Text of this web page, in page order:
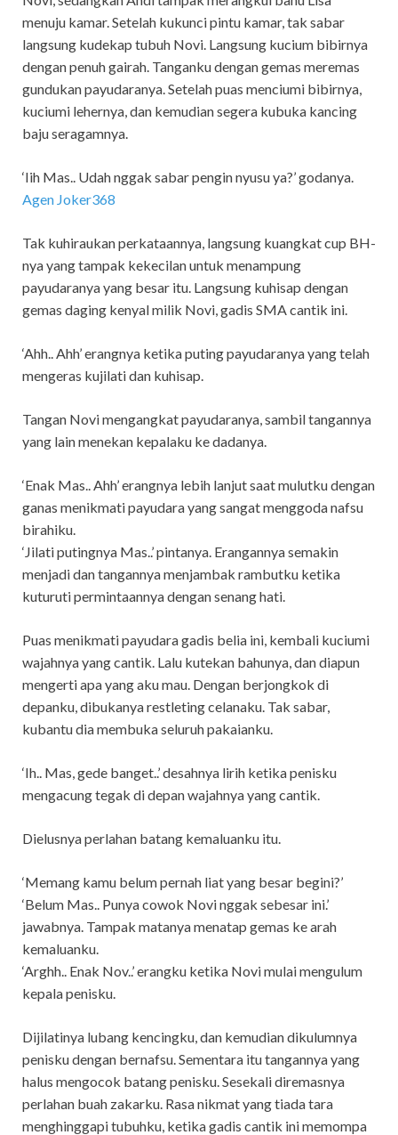
menuju kamar. Setelah kukunci pintu kamar, tak sabar
langsung kudekap tubuh Novi. Langsung kucium bibirnya
dengan penuh gairah. Tanganku dengan gemas meremas
gundukan payudaranya. Setelah puas menciumi bibirnya,
kuciumi lehernya, dan kemudian segera kubuka kancing
baju seragamnya.
‘Iih Mas.. Udah nggak sabar pengin nyusu ya?’ godanya.
Agen Joker368
Tak kuhiraukan perkataannya, langsung kuangkat cup BH-
nya yang tampak kekecilan untuk menampung
payudaranya yang besar itu. Langsung kuhisap dengan
gemas daging kenyal milik Novi, gadis SMA cantik ini.
‘Ahh.. Ahh’ erangnya ketika puting payudaranya yang telah
mengeras kujilati dan kuhisap.
Tangan Novi mengangkat payudaranya, sambil tangannya
yang lain menekan kepalaku ke dadanya.
‘Enak Mas.. Ahh’ erangnya lebih lanjut saat mulutku dengan
ganas menikmati payudara yang sangat menggoda nafsu
birahiku.
‘Jilati putingnya Mas..’ pintanya. Erangannya semakin
menjadi dan tangannya menjambak rambutku ketika
kuturuti permintaannya dengan senang hati.
Puas menikmati payudara gadis belia ini, kembali kuciumi
wajahnya yang cantik. Lalu kutekan bahunya, dan diapun
mengerti apa yang aku mau. Dengan berjongkok di
depanku, dibukanya restleting celanaku. Tak sabar,
kubantu dia membuka seluruh pakaianku.
‘Ih.. Mas, gede banget..’ desahnya lirih ketika penisku
mengacung tegak di depan wajahnya yang cantik.
Dielusnya perlahan batang kemaluanku itu.
‘Memang kamu belum pernah liat yang besar begini?’
‘Belum Mas.. Punya cowok Novi nggak sebesar ini.’
jawabnya. Tampak matanya menatap gemas ke arah
kemaluanku.
‘Arghh.. Enak Nov..’ erangku ketika Novi mulai mengulum
kepala penisku.
Dijilatinya lubang kencingku, dan kemudian dikulumnya
penisku dengan bernafsu. Sementara itu tangannya yang
halus mengocok batang penisku. Sesekali diremasnya
perlahan buah zakarku. Rasa nikmat yang tiada tara
menghinggapi tubuhku, ketika gadis cantik ini memompa